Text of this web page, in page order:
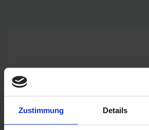
Zustimmung Details